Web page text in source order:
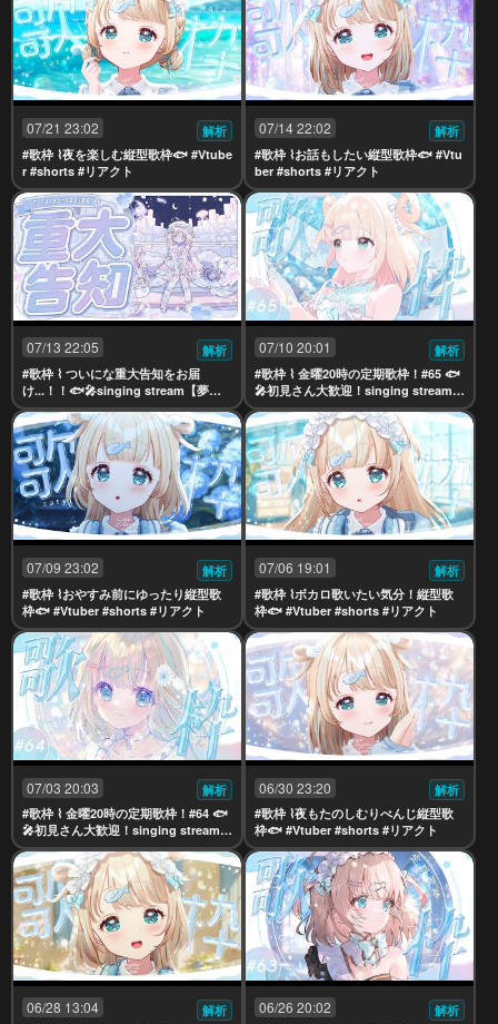
07/21 23:02
解析
#歌枠 ⌇夜を楽しむ縦型歌枠🐟 #Vtube
r #shorts #リアクト
07/14 22:02
解析
#歌枠 ⌇お話もしたい縦型歌枠🐟 #Vtu
ber #shorts #リアクト
07/13 22:05
解析
#歌枠 ⌇ ついにな重大告知をお届
け...！！🐟🎤singing stream【夢川
かなう/リアクト/Vtuber】
07/10 20:01
解析
#歌枠 ⌇ 金曜20時の定期歌枠！#65 🐟
🎤初見さん大歓迎！singing stream
【夢川かなう/リアクト/Vtuber】
07/09 23:02
解析
#歌枠 ⌇おやすみ前にゆったり縦型歌
枠🐟 #Vtuber #shorts #リアクト
07/06 19:01
解析
#歌枠 ⌇ボカロ歌いたい気分！縦型歌
枠🐟 #Vtuber #shorts #リアクト
07/03 20:03
解析
#歌枠 ⌇ 金曜20時の定期歌枠！#64 🐟
🎤初見さん大歓迎！singing stream
【夢川かなう/リアクト/Vtuber】
06/30 23:20
解析
#歌枠 ⌇夜もたのしむりべんじ縦型歌
枠🐟 #Vtuber #shorts #リアクト
06/28 13:04
解析
06/26 20:02
解析